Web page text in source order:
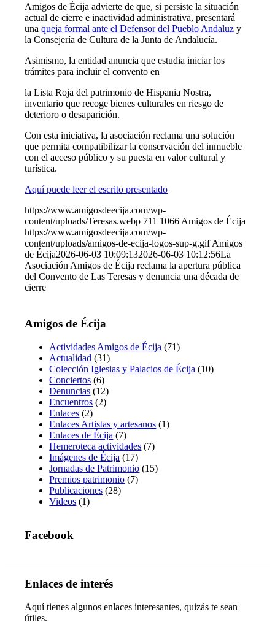
Amigos de Écija advierte de que, si persiste la situación
actual de cierre e inactividad administrativa, presentará
unaqueja formal ante el Defensor del Pueblo Andaluz y
la Consejería de Cultura de la Junta de Andalucía.
Asimismo, la entidad anuncia que estudia iniciar los
trámites para incluir el convento en
la Lista Roja del patrimonio de Hispania Nostra,
inventario que recoge bienes culturales en riesgo de
deterioro o desaparición.
Con esta iniciativa, la asociación reclama una solución
que permita compatibilizar la conservación del inmueble
con el acceso público y su puesta en valor cultural y
turística.
Aquí puede leer el escrito presentado
https://www.amigosdeecija.com/wp-
content/uploads/Teresas.webp 711 1066 Amigos de Écija
https://www.amigosdeecija.com/wp-
content/uploads/amigos-de-ecija-logos-sup-g.gif Amigos
de Écija2026-06-03 10:09:132026-06-03 10:12:56La
Asociación Amigos de Écija reclama la apertura pública
del Convento de Las Teresas y denuncia una década de
cierre
Amigos de Écija
Actividades Amigos de Écija (71)
Actualidad (31)
Colección Iglesias y Palacios de Écija (10)
Conciertos (6)
Denuncias (12)
Encuentros (2)
Enlaces (2)
Enlaces Artistas y artesanos (1)
Enlaces de Écija (7)
Hemeroteca actividades (7)
Imágenes de Écija (17)
Jornadas de Patrimonio (15)
Premios patrimonio (7)
Publicaciones (28)
Videos (1)
Facebook
Enlaces de interés
Aquí tienes algunos enlaces interesantes, quizás te sean
útiles.